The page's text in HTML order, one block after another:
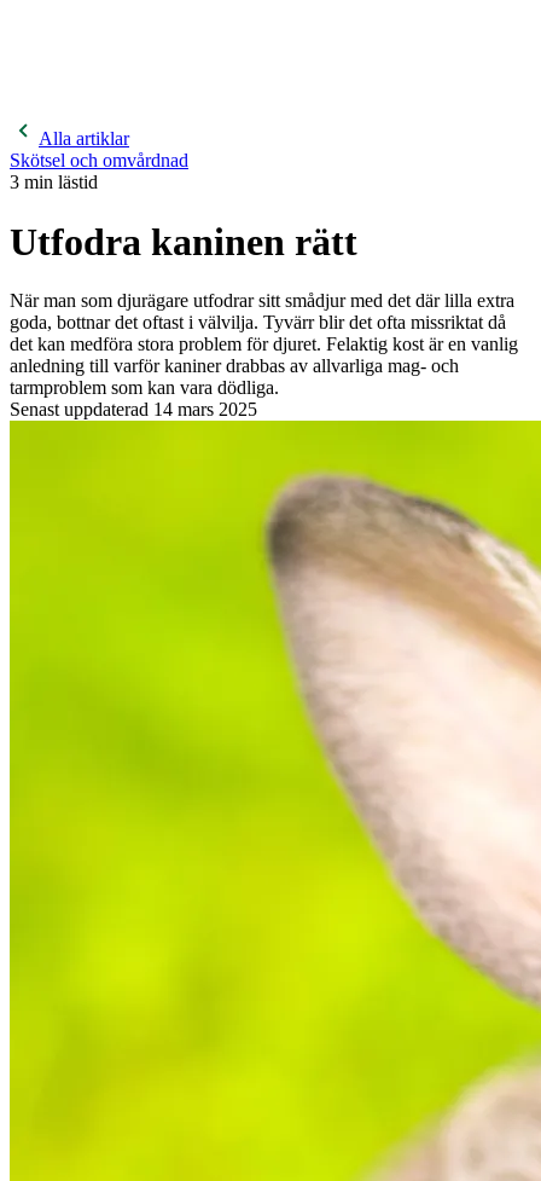
Alla artiklar
Skötsel och omvårdnad
3 min lästid
Utfodra kaninen rätt
När man som djurägare utfodrar sitt smådjur med det där lilla extra
goda, bottnar det oftast i välvilja. Tyvärr blir det ofta missriktat då
det kan medföra stora problem för djuret. Felaktig kost är en vanlig
anledning till varför kaniner drabbas av allvarliga mag- och
tarmproblem som kan vara dödliga.
Senast uppdaterad 14 mars 2025